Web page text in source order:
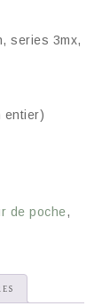
series 3mx,
entier)
de poche,